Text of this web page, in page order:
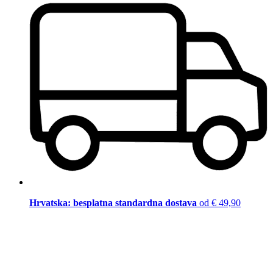
Hrvatska: besplatna standardna dostava od € 49,90